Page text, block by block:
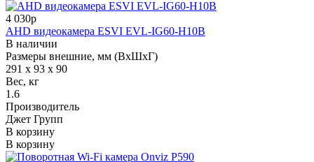
4 030р
AHD видеокамера ESVI EVL-IG60-H10B
В наличии
Размеры внешние, мм (ВхШхГ)
291 x 93 x 90
Вес, кг
1.6
Производитель
Джет Групп
В корзину
В корзину